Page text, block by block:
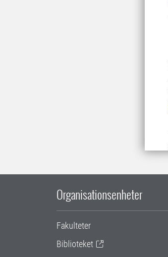
Organisationsenheter
Fakulteter
Biblioteket